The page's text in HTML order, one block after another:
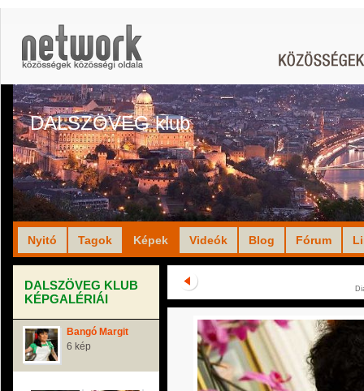
DALSZÖVEG klub
Nyitó Tagok Képek Videók Blog Fórum
DALSZÖVEG KLUB
KÉPGALÉRIÁI
Bangó Margit
6 kép